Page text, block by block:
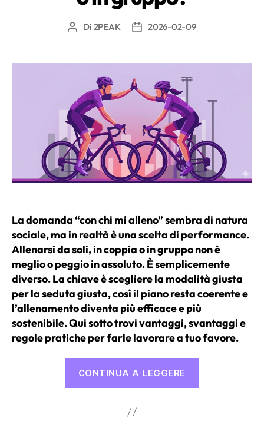
Autore
Di 2PEAK
Data2026-02-09
La domanda “con chi mi alleno” sembra di natura
sociale, ma in realtà è una scelta di performance.
Allenarsi da soli, in coppia o in gruppo non è
meglio o peggio in assoluto. È semplicemente
diverso. La chiave è scegliere la modalità giusta
per la seduta giusta, così il piano resta coerente e
l’allenamento diventa più efficace e più
sostenibile. Qui sotto trovi vantaggi, svantaggi e
regole pratiche per farle lavorare a tuo favore.
CONTINUA A LEGGERE
in